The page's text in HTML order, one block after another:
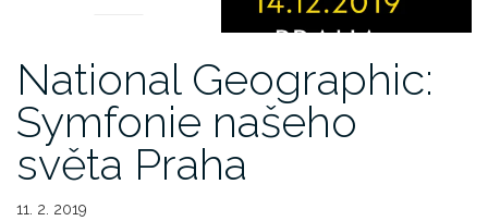
National Geographic:
Symfonie našeho
světa Praha
11. 2. 2019